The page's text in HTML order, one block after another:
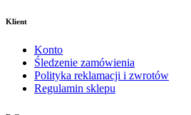
Klient
Konto
Śledzenie zamówienia
Polityka reklamacji i zwrotów
Regulamin sklepu